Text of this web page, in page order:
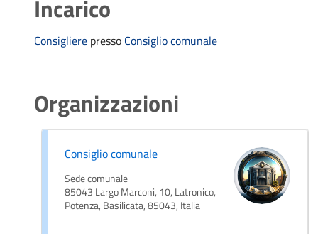
Incarico
Consigliere presso Consiglio comunale
Organizzazioni
Consiglio comunale
Sede comunale
85043 Largo Marconi, 10, Latronico,
Potenza, Basilicata, 85043, Italia